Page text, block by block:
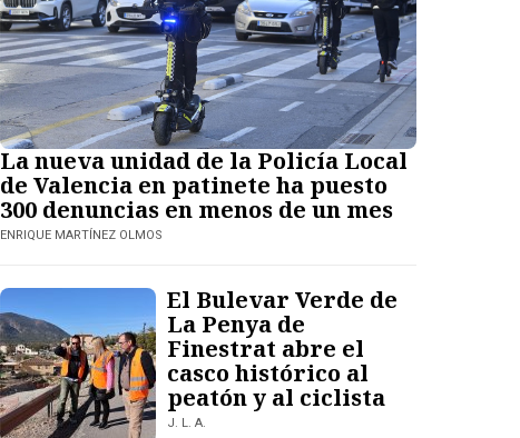
La nueva unidad de la Policía Local
de Valencia en patinete ha puesto
300 denuncias en menos de un mes
ENRIQUE MARTÍNEZ OLMOS
El Bulevar Verde de
La Penya de
Finestrat abre el
casco histórico al
peatón y al ciclista
J. L. A.